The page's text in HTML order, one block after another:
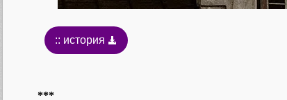
:: история
***